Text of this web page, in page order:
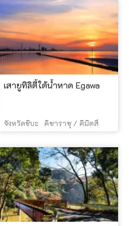
เสายูทิลิตี้ใต้น้ำหาด Egawa
จังหวัดชิบะ คิซาราซุ / คิมิตสึ